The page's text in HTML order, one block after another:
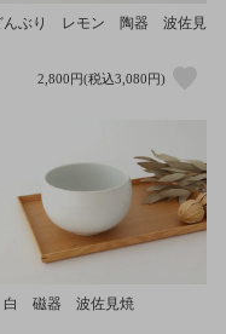
ぶり レモン 陶器 波佐見
2,800円(税込3,080円)
磁器 波佐見焼